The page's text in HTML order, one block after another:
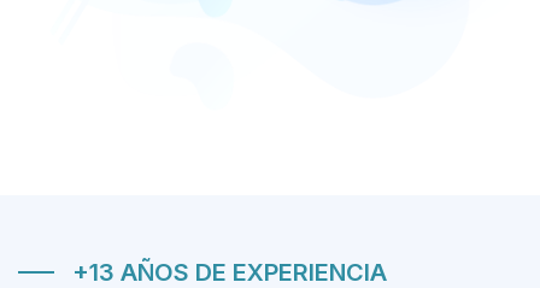
+13 AÑOS DE EXPERIENCIA